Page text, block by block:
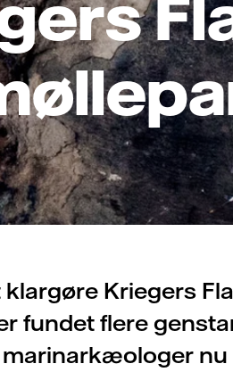
Kriegers
fundet flere
marinarkæologer